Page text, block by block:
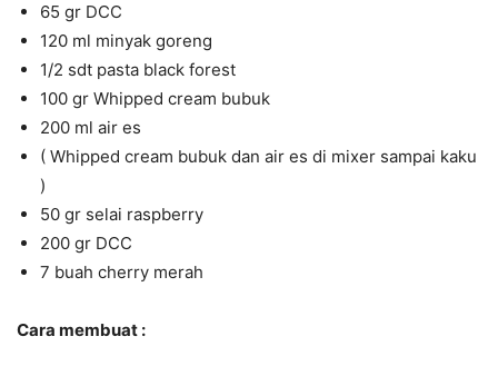
65 gr DCC
120 ml minyak goreng
1/2 sdt pasta black forest
100 gr Whipped cream bubuk
200 ml air es
( Whipped cream bubuk dan air es di mixer sampai kaku
)
50 gr selai raspberry
200 gr DCC
7 buah cherry merah
Cara membuat :